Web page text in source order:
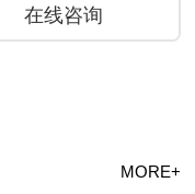
在线咨询
MORE+